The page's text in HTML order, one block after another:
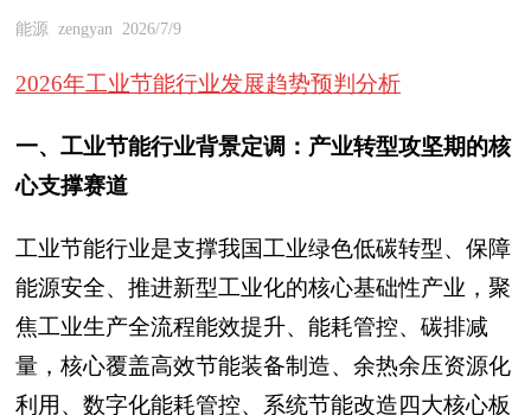
能源 zengyan 2026/7/9
2026年工业节能行业发展趋势预判分析
一、工业节能行业背景定调：产业转型攻坚期的核
心支撑赛道
工业节能行业是支撑我国工业绿色低碳转型、保障
能源安全、推进新型工业化的核心基础性产业，聚
焦工业生产全流程能效提升、能耗管控、碳排减
量，核心覆盖高效节能装备制造、余热余压资源化
利用、数字化能耗管控、系统节能改造四大核心板